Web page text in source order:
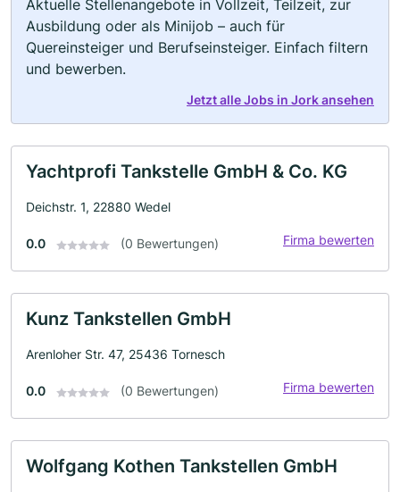
Aktuelle Stellenangebote in Vollzeit, Teilzeit, zur
Ausbildung oder als Minijob – auch für
Quereinsteiger und Berufseinsteiger. Einfach filtern
und bewerben.
Jetzt alle Jobs in Jork ansehen
Yachtprofi Tankstelle GmbH & Co. KG
Deichstr. 1, 22880 Wedel
0.0 (0 Bewertungen) Firma bewerten
Kunz Tankstellen GmbH
Arenloher Str. 47, 25436 Tornesch
0.0 (0 Bewertungen) Firma bewerten
Wolfgang Kothen Tankstellen GmbH